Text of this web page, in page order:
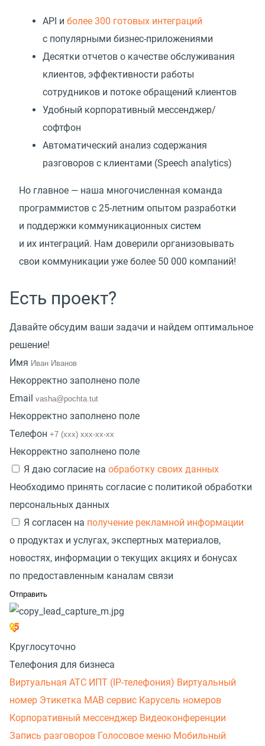
API и более 300 готовых интеграций
с популярными бизнес-приложениями
Десятки отчетов о качестве обслуживания
клиентов, эффективности работы
сотрудников и потоке обращений клиентов
Удобный корпоративный мессенджер/
софтфон
Автоматический анализ содержания
разговоров с клиентами (Speech analytics)
Но главное — наша многочисленная команда
программистов с 25-летним опытом разработки
и поддержки коммуникационных систем
и их интеграций. Нам доверили организовывать
свои коммуникации уже более 50 000 компаний!
Есть проект?
Давайте обсудим ваши задачи и найдем оптимальное
решение!
Имя
Некорректно заполнено поле
Email
Некорректно заполнено поле
Телефон
Некорректно заполнено поле
Я даю согласие на обработку своих данных
Необходимо принять согласие с политикой обработки
персональных данных
Я согласен на получение рекламной информации
о продуктах и услугах, экспертных материалов,
новостях, информации о текущих акциях и бонусах
по предоставленным каналам связи
Круглосуточно
Телефония для бизнеса
Виртуальная АТС ИПТ (IP-телефония) Виртуальный
номер Этикетка МАВ сервис Карусель номеров
Корпоративный мессенджер Видеоконференции
Запись разговоров Голосовое меню Мобильный